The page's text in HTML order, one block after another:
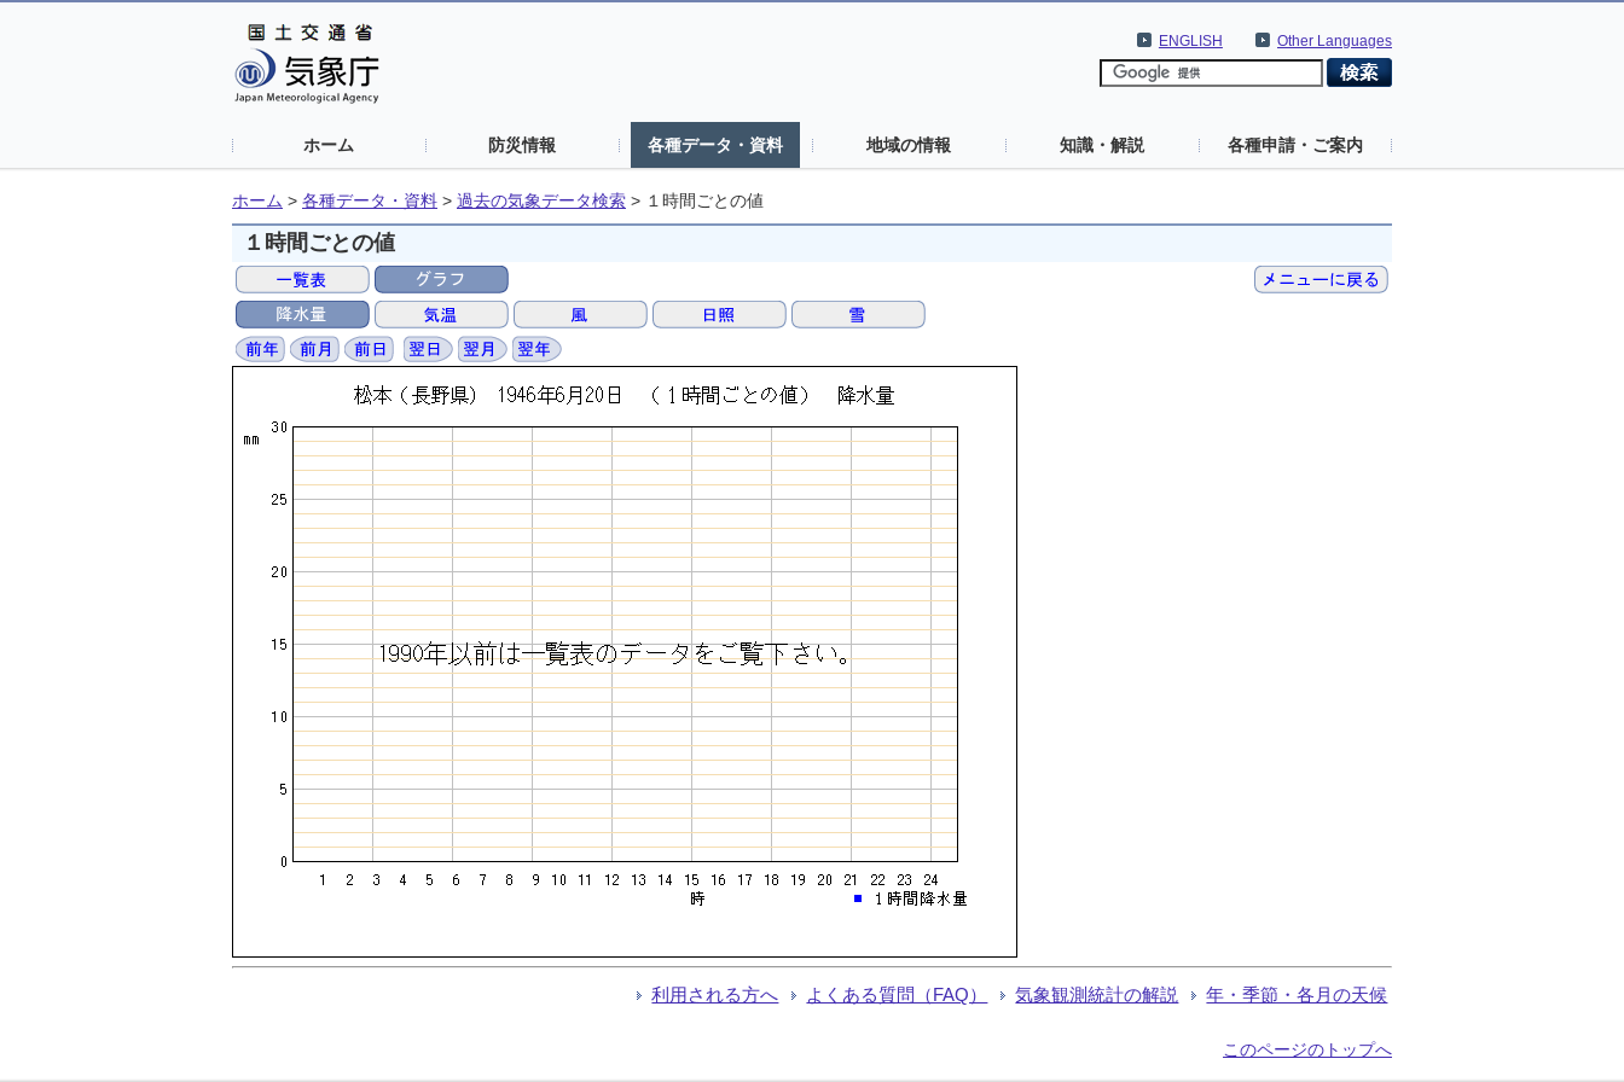
Other Languages
ENGLISH
ホーム 防災情報 各種データ・資料 地域の情報 知識・解説 各種申請・ご案内
ホーム > 各種データ・資料 > 過去の気象データ検索 > １時間ごとの値
１時間ごとの値
利用される方へ よくある質問（FAQ） 気象観測統計の解説 年・季節・各月の天候
このページのトップへ